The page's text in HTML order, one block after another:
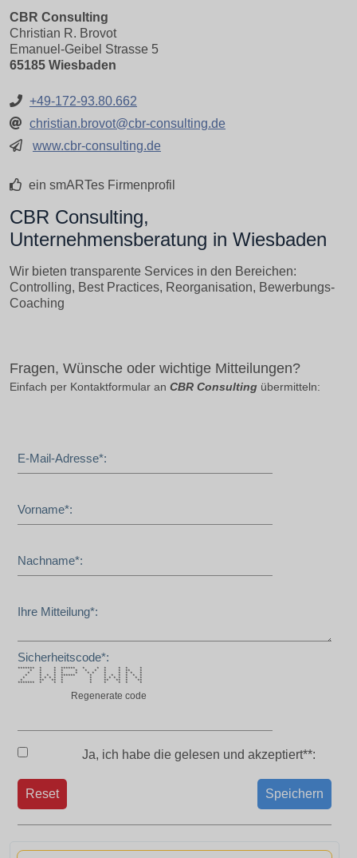
CBR Consulting
Christian R. Brovot
Emanuel-Geibel Strasse 5
65185 Wiesbaden
+49-172-93.80.662
christian.brovot@cbr-consulting.de
www.cbr-consulting.de
ein smARTes Firmenprofil
CBR Consulting,
Unternehmensberatung in Wiesbaden
Wir bieten transparente Services in den Bereichen:
Controlling, Best Practices, Reorganisation, Bewerbungs-
Coaching
Fragen, Wünsche oder wichtige Mitteilungen?
Einfach per Kontaktformular an CBR Consulting übermitteln:
E-Mail-Adresse*:
Vorname*:
Nachname*:
Ihre Mitteilung*:
Sicherheitscode*:
******* * * ****** * * * * * *
* * * * * * * * * ** *
* * * * * * * * * * * *
* * * * ****** * * * * * * *
* * * * * * * * * * * * * *
* ** ** * * ** ** * **
******* * * * * * * * *
Regenerate code
Ja, ich habe die gelesen und akzeptiert**:
Speichern
Reset